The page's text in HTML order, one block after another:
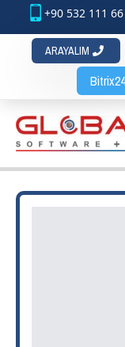
+90 532 111
ARAYALIM